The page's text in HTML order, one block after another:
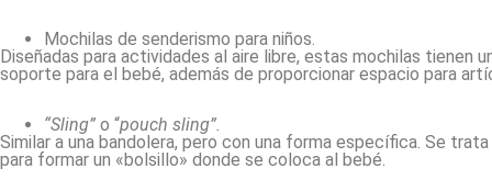
Mochilas de senderismo para niños.
Diseñadas para actividades al aire libre, estas mochilas tienen
soporte para el bebé, además de proporcionar espacio para
“Sling” o “pouch sling”.
Similar a una bandolera, pero con una forma específica. Se
para formar un «bolsillo» donde se coloca al bebé.